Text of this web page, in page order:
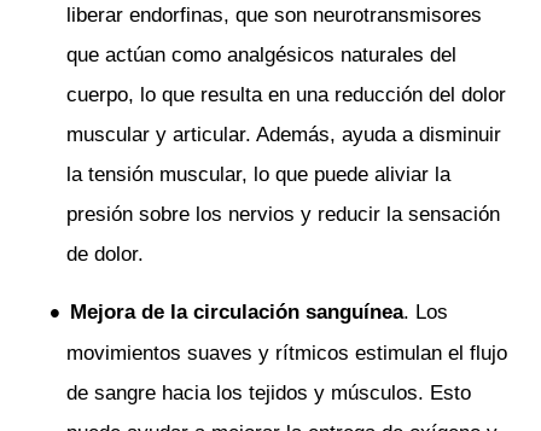
liberar endorfinas, que son neurotransmisores
que actúan como analgésicos naturales del
cuerpo, lo que resulta en una reducción del dolor
muscular y articular. Además, ayuda a disminuir
la tensión muscular, lo que puede aliviar la
presión sobre los nervios y reducir la sensación
de dolor.
Mejora de la circulación sanguínea. Los
movimientos suaves y rítmicos estimulan el flujo
de sangre hacia los tejidos y músculos. Esto